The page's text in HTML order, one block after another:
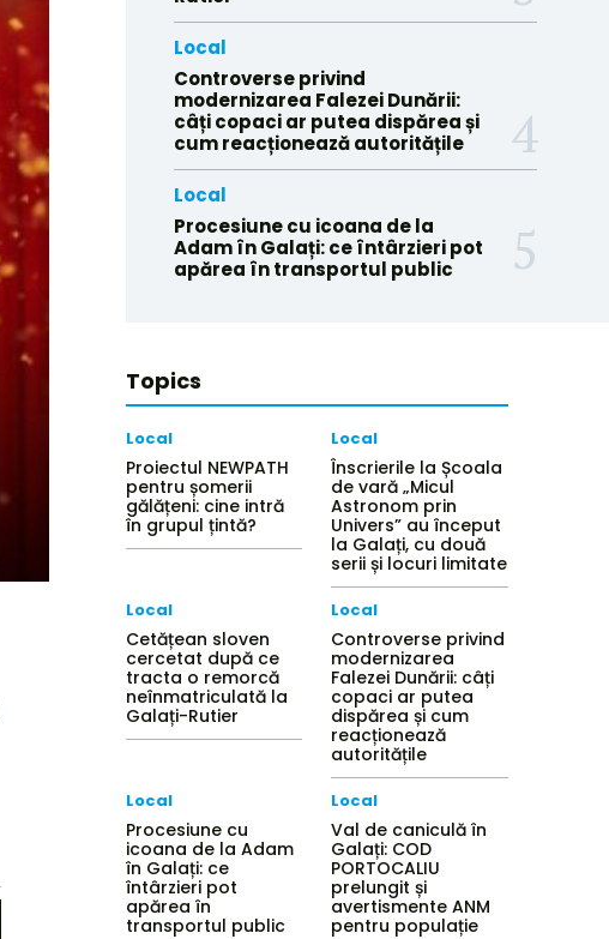
Local
Controverse privind
modernizarea Falezei Dunării:
câți copaci ar putea dispărea și
cum reacționează autoritățile
Local
Procesiune cu icoana de la
Adam în Galați: ce întârzieri pot
apărea în transportul public
Topics
Local
Proiectul NEWPATH
pentru șomerii
gălățeni: cine intră
în grupul țintă?
Local
Înscrierile la Școala
de vară „Micul
Astronom prin
Univers” au început
la Galați, cu două
serii și locuri limitate
Local
Cetățean sloven
cercetat după ce
tracta o remorcă
neînmatriculată la
Galați-Rutier
Local
Controverse privind
modernizarea
Falezei Dunării: câți
copaci ar putea
dispărea și cum
reacționează
autoritățile
Local
Procesiune cu
icoana de la Adam
în Galați: ce
întârzieri pot
apărea în
transportul public
Local
Val de caniculă în
Galați: COD
PORTOCALIU
prelungit și
avertismente ANM
pentru populație